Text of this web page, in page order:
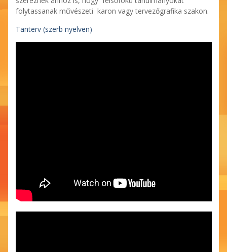
folytassanak művészeti karon vagy tervezőgrafika szakon.
Tanterv (szerb nyelven)